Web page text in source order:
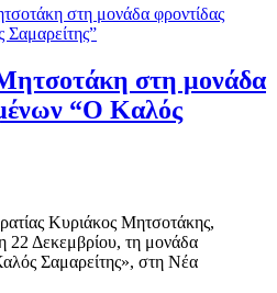
στη μονάδα
“Ο Καλός
Κυριάκος Μητσοτάκης,
22 Δεκεμβρίου, τη μονάδα
Σαμαρείτης», στη Νέα